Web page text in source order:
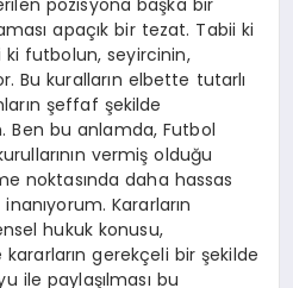
pozisyona başka bir
apaçık bir tezat. Tabii ki
ki futbolun, seyircinin,
Bu kuralların elbette tutarlı
şeffaf şekilde
Ben bu anlamda, Futbol
vermiş olduğu
noktasında daha hassas
Kararların
hukuk konusu,
gerekçeli bir şekilde
ile paylaşılması bu